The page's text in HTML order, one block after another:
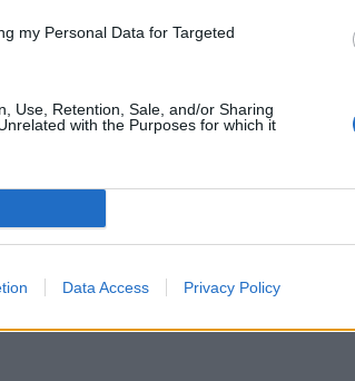
my Personal Data for Targeted
Use, Retention, Sale, and/or Sharing
with the Purposes for which it
Data Access Privacy Policy
fra reguleringsplanen